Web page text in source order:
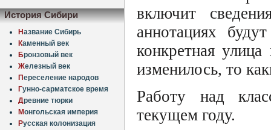
История Сибири
Название Сибирь
Каменный век
Бронзовый век
Железный век
Переселение народов
Гунно-сарматское время
Древние тюрки
Монгольская империя
Русская колонизация
включит
аннотациях
конкретная
изменилось, то
Работу над
текущем году.